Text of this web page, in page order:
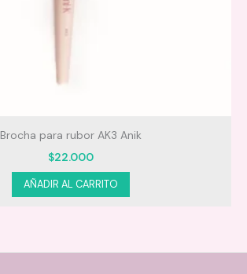
Brocha para rubor AK3 Anik
$22.000
AÑADIR AL CARRITO